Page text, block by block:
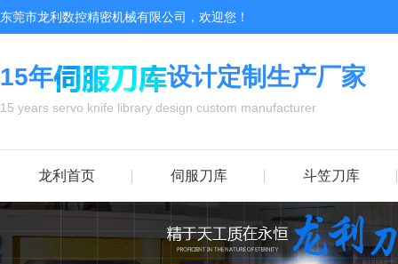
东莞市龙利数控精密机械有限公司，欢迎您！
15年 设计定制生产厂家
15 years servo knife library design custom manufacturer
龙利首页 伺服刀库 斗笠刀库